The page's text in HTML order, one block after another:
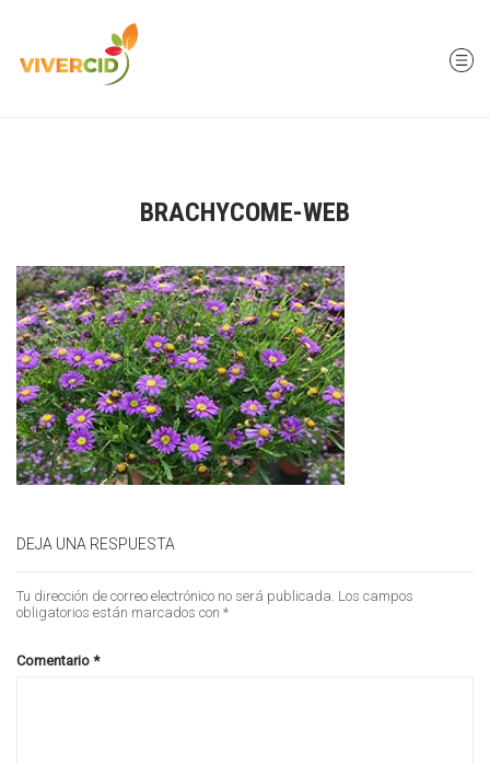
BRACHYCOME-WEB
DEJA UNA RESPUESTA
Tu dirección de correo electrónico no será publicada. Los campos
obligatorios están marcados con *
Comentario *